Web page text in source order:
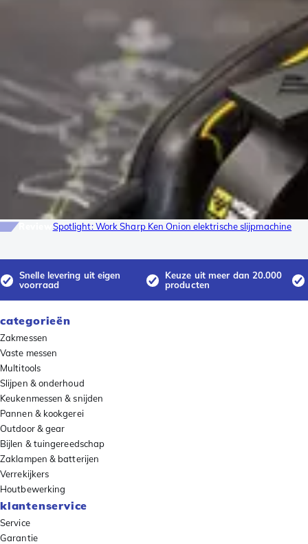
Spotlight: Work Sharp Ken Onion elektrische slijpmachine
Snelle levering uit eigen
voorraad
Keuze uit meer dan 20.000
producten
categorieën
Zakmessen
Vaste messen
Multitools
Slijpen & onderhoud
Keukenmessen & snijden
Pannen & kookgerei
Outdoor & gear
Bijlen & tuingereedschap
Zaklampen & batterijen
Verrekijkers
Houtbewerking
klantenservice
Service
Garantie